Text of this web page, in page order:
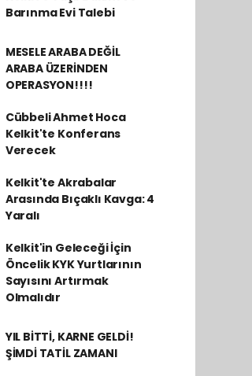
Barınma Evi Talebi
MESELE ARABA DEĞİL
ARABA ÜZERİNDEN
OPERASYON!!!!
Cübbeli Ahmet Hoca
Kelkit'te Konferans
Verecek
Kelkit'te Akrabalar
Arasında Bıçaklı Kavga: 4
Yaralı
Kelkit'in Geleceği İçin
Öncelik KYK Yurtlarının
Sayısını Artırmak
Olmalıdır
YIL BİTTİ, KARNE GELDİ!
ŞİMDİ TATİL ZAMANI